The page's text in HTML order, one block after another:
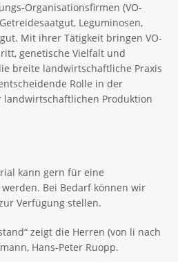
Organisationsfirmen (VO-
Leguminosen,
Mit ihrer Tätigkeit bringen VO-
genetische Vielfalt und
breite landwirtschaftliche Praxis
Rolle in der
landwirtschaftlichen Produktion
kann gern für eine
Bei Bedarf können wir
Verfügung stellen.
zeigt die Herren (von li nach
Hans-Peter Ruopp.